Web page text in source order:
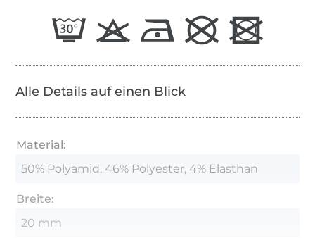
Alle Details auf einen Blick
Material:
50% Polyamid, 46% Polyester, 4% Elasthan
Breite:
20 mm